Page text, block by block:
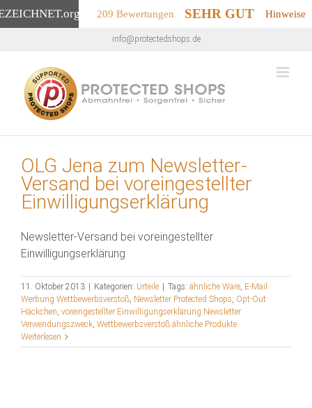
.org 209 Bewertungen SEHR GUT Hinweise
Inhalt
springen
info@protectedshops.de
OLG Jena zum Newsletter-
Versand bei voreingestellter
Einwilligungserklärung
Newsletter-Versand bei voreingestellter
Einwilligungserklärung
11. Oktober 2013 Kategorien: Urteile Tags: ähnliche Ware, E-Mail
Werbung Wettbewerbsverstoß, Newsletter Protected Shops, Opt-Out
Häckchen, voreingestellter Einwilligungserklärung Newsletter
Verwendungszweck, Wettbewerbsverstoß ähnliche Produkte
Weiterlesen